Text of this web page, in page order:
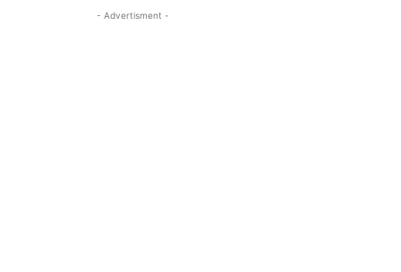
- Advertisment -